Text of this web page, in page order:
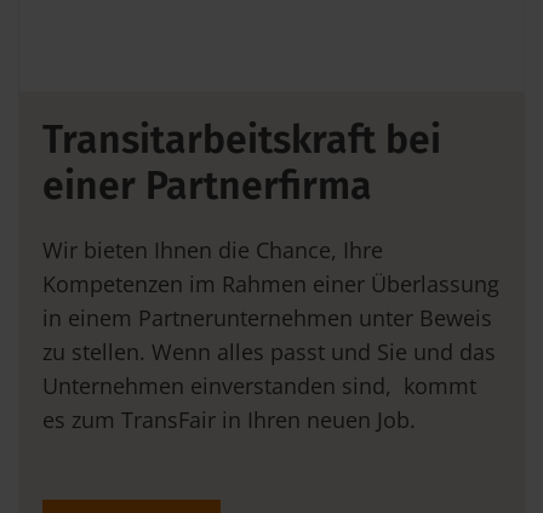
Transitarbeitskraft bei
einer Partnerfirma
Wir bieten Ihnen die Chance, Ihre
Kompetenzen im Rahmen einer Überlassung
in einem Partnerunternehmen unter Beweis
zu stellen. Wenn alles passt und Sie und das
Unternehmen einverstanden sind, kommt
es zum TransFair in Ihren neuen Job.